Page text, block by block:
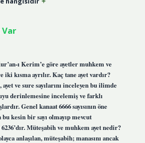
ı Kerim’e göre ayetler muhkem ve
kısma ayrılır. Kaç tane ayet vardır?
ve sure sayılarını inceleyen bu ilimde
derinlemesine incelemiş ve farklı
Genel kanaat 6666 sayısının öne
bu kesin bir sayı olmayıp mevcut
6236’dır. Müteşabih ve muhkem ayet nedir?
anlaşılan, müteşabih; manasını ancak